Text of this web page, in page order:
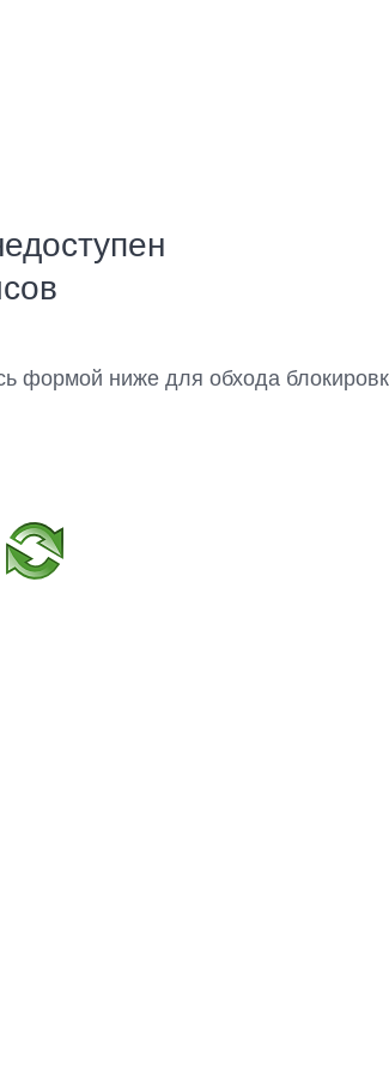
формой ниже для обхода